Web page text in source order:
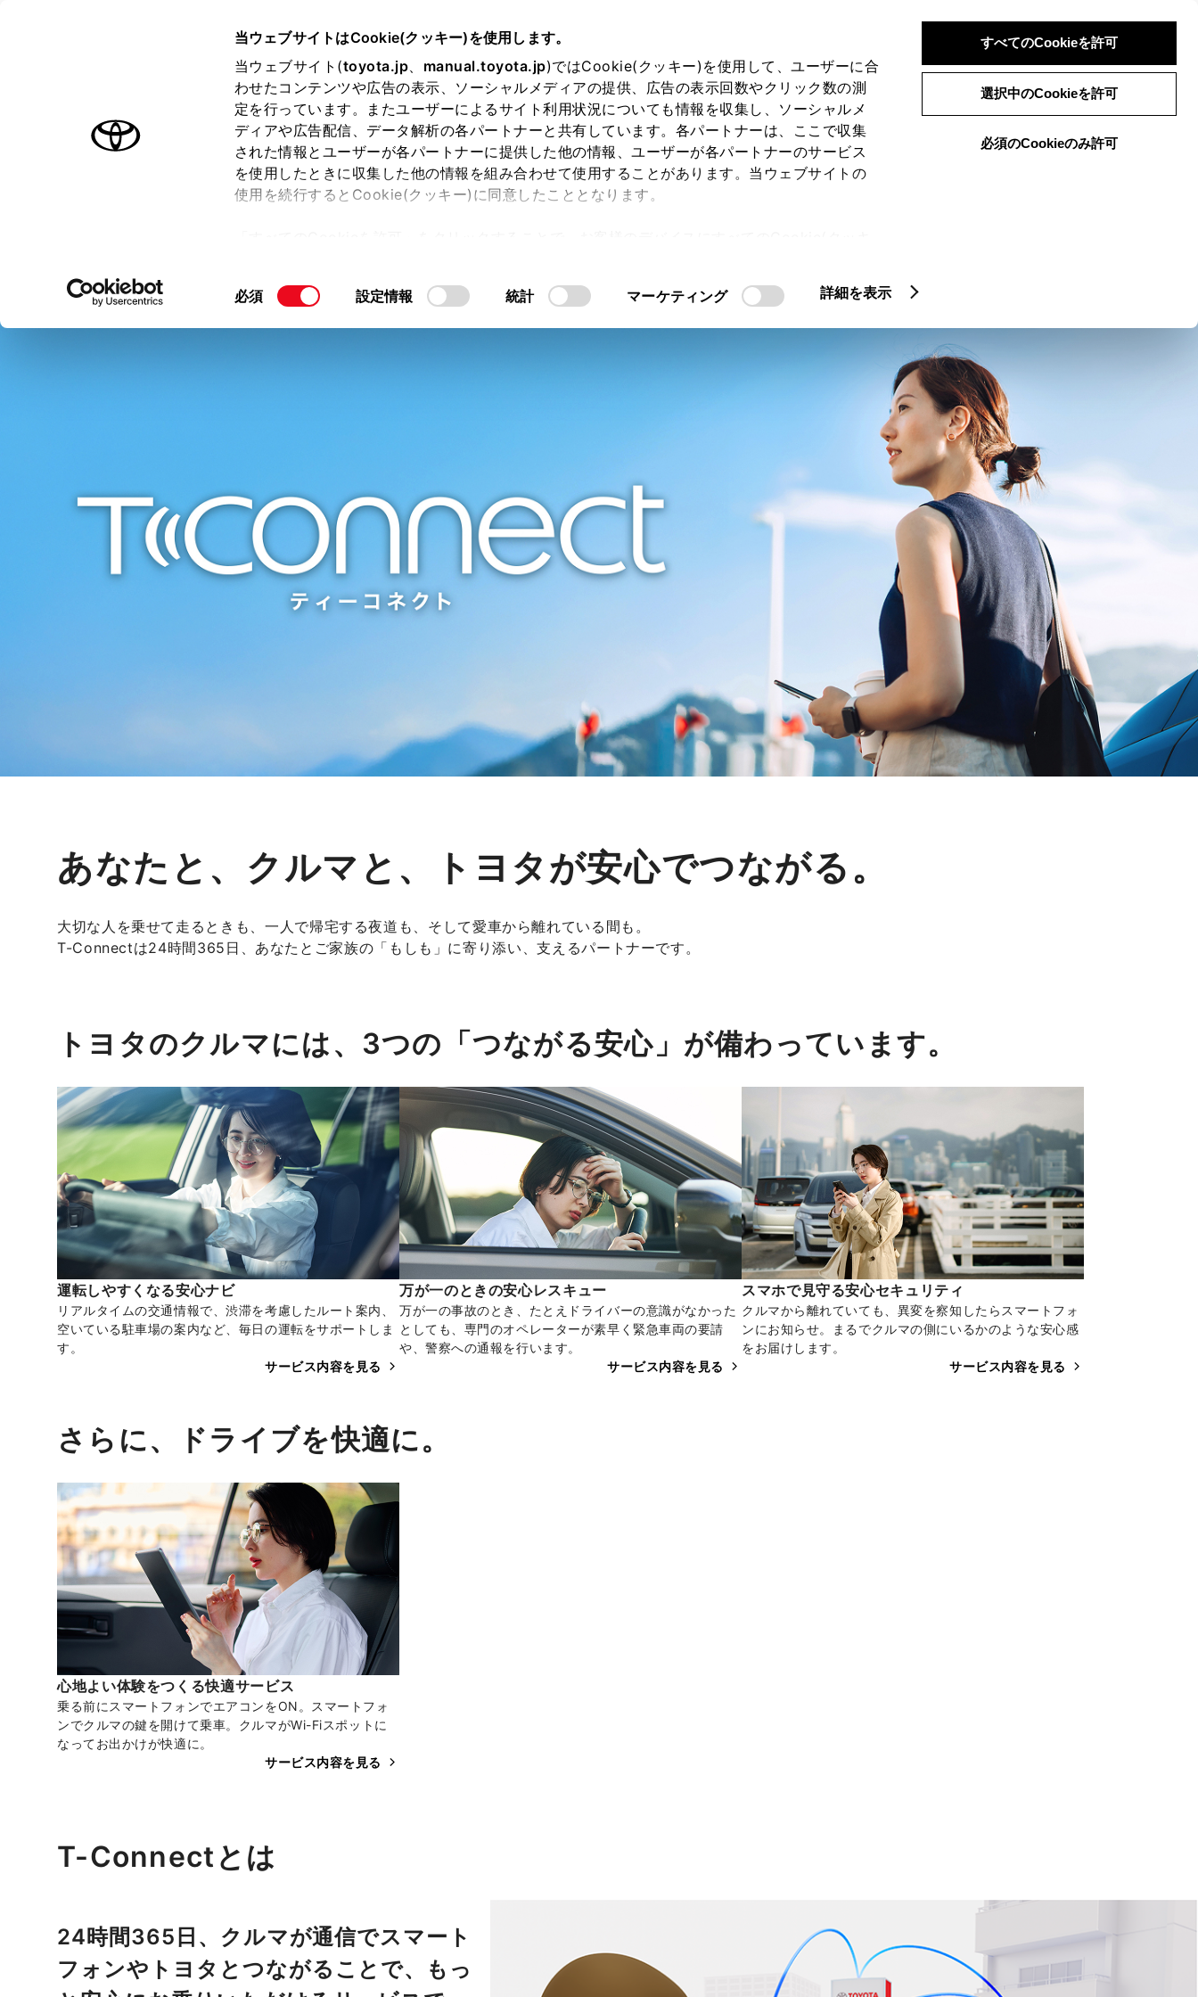
当ウェブサイトはCookie(クッキー)を使用します。
当ウェブサイト(toyota.jp、 manual.toyota.jp)ではCookie(クッキー)を使用して、ユーザーに合
わせたコンテンツや広告の表示、ソーシャルメディアの提供、広告の表示回数やクリック数の測
定を行っています。またユーザーによるサイト利用状況についても情報を収集し、ソーシャルメ
ディアや広告配信、データ解析の各パートナーと共有しています。各パートナーは、ここで収集
された情報とユーザーが各パートナーに提供した他の情報、ユーザーが各パートナーのサービス
を使用したときに収集した他の情報を組み合わせて使用することがあります。当ウェブサイトの
使用を続行するとCookie(クッキー)に同意したこととなります。
て」をご覧ください。
同
必須 設定情報 統計 マーケティング 詳細を表示
すべてのCookieを許可
選択中のCookieを許可
必須のCookieのみ許可
ログイン 検索 メニュー
オーナーサポート トピックス
あなたと、クルマと、トヨタが安心でつながる。
大切な人を乗せて走るときも、一人で帰宅する夜道も、そして愛車から離れている間も。
T-Connectは24時間365日、あなたとご家族の「もしも」に寄り添い、支えるパートナーです。
トヨタのクルマには、3つの「つながる安心」が備わっています。
運転しやすくなる安心ナビ
リアルタイムの交通情報で、渋滞を考慮したルート案内、
空いている駐車場の案内など、毎日の運転をサポートしま
す。
サービス内容を見る
万が一のときの安心レスキュー
万が一の事故のとき、たとえドライバーの意識がなかった
としても、専門のオペレーターが素早く緊急車両の要請
や、警察への通報を行います。
サービス内容を見る
スマホで見守る安心セキュリティ
クルマから離れていても、異変を察知したらスマートフォ
ンにお知らせ。まるでクルマの側にいるかのような安心感
をお届けします。
サービス内容を見る
さらに、ドライブを快適に。
心地よい​体験を​つくる​快適サービス
乗る前にスマートフォンでエアコンをON。スマートフォ
ンでクルマの鍵を開けて乗車。クルマがWi-Fiスポットに
なってお出かけが快適に。
サービス内容を見る
T-Connectとは
24時間365日、クルマが通信でスマート
フォンやトヨタとつながることで、もっ